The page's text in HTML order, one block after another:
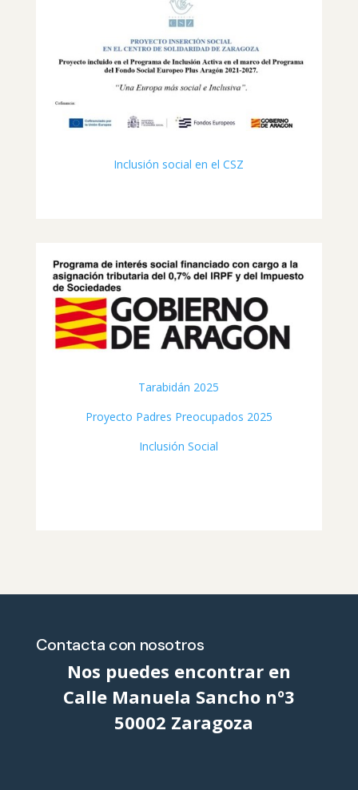
Inclusión social en el CSZ
Tarabidán 2025
Proyecto Padres Preocupados 2025
Inclusión Social
Contacta con nosotros
Nos puedes encontrar en
Calle Manuela Sancho nº3
50002 Zaragoza